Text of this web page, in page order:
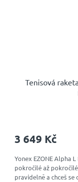
Tenisová
3 649 Kč
Yonex EZONE Alpha
pokročilé až
pravidelně a chceš